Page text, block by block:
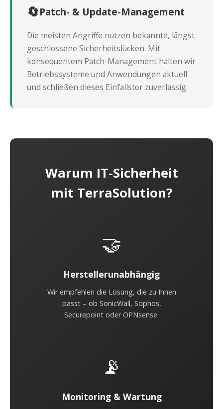
🔄Patch- & Update-Management
Die meisten Angriffe nutzen bekannte, längst
geschlossene Sicherheitslücken. Mit
konsequentem Patch-Management halten wir
Betriebssysteme und Anwendungen aktuell
und schließen dieses Einfallstor zuverlässig.
Warum IT-Sicherheit
mit TerraSolution?
🤝
Herstellerunabhängig
Wir empfehlen die Lösung, die zu Ihnen
passt – ob SonicWall, Sophos,
Securepoint oder OPNsense.
📡
Monitoring & Wartung